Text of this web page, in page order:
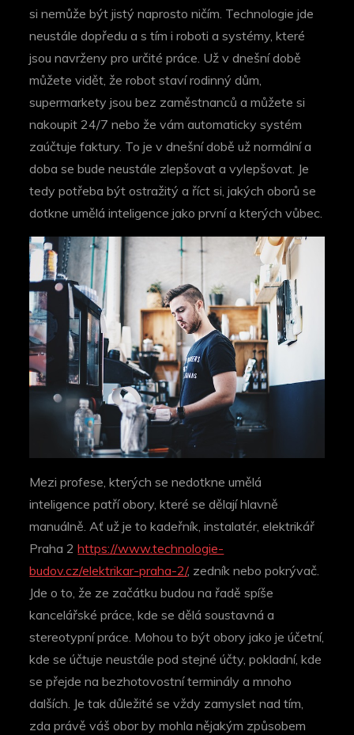
si nemůže být jistý naprosto ničím. Technologie jde
neustále dopředu a s tím i roboti a systémy, které
jsou navrženy pro určité práce. Už v dnešní době
můžete vidět, že robot staví rodinný dům,
supermarkety jsou bez zaměstnanců a můžete si
nakoupit 24/7 nebo že vám automaticky systém
zaúčtuje faktury. To je v dnešní době už normální a
doba se bude neustále zlepšovat a vylepšovat. Je
tedy potřeba být ostražitý a říct si, jakých oborů se
dotkne umělá inteligence jako první a kterých vůbec.
Mezi profese, kterých se nedotkne umělá
inteligence patří obory, které se dělají hlavně
manuálně. Ať už je to kadeřník, instalatér, elektrikář
Praha 2https://www.technologie-
budov.cz/elektrikar-praha-2/, zedník nebo pokrývač.
Jde o to, že ze začátku budou na řadě spíše
kancelářské práce, kde se dělá soustavná a
stereotypní práce. Mohou to být obory jako je účetní,
kde se účtuje neustále pod stejné účty, pokladní, kde
se přejde na bezhotovostní terminály a mnoho
dalších. Je tak důležité se vždy zamyslet nad tím,
zda právě váš obor by mohla nějakým způsobem